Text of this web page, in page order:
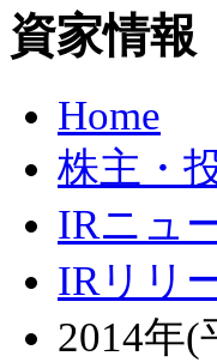
Home
株主・
IRニュ
IRリリ
2014年